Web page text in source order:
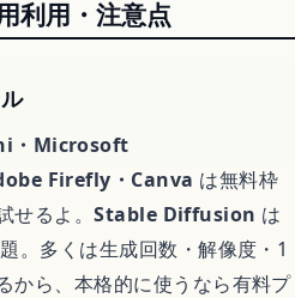
利用・注意点
・Microsoft
Firefly・Canva は無料枠
せるよ。Stable Diffusion は
。多くは生成回数・解像度・1
から、本格的に使うなら有料プ